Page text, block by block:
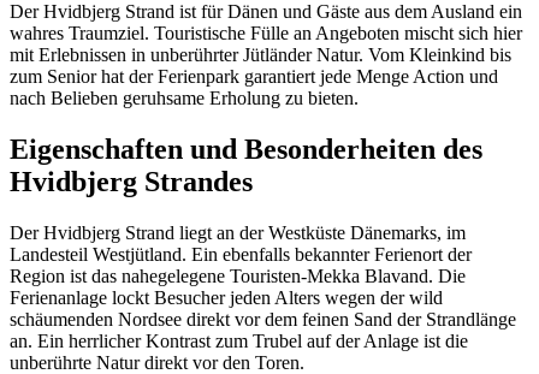
Der Hvidbjerg Strand ist für Dänen und Gäste aus dem Ausland ein
wahres Traumziel. Touristische Fülle an Angeboten mischt sich hier
mit Erlebnissen in unberührter Jütländer Natur. Vom Kleinkind bis
zum Senior hat der Ferienpark garantiert jede Menge Action und
nach Belieben geruhsame Erholung zu bieten.
Eigenschaften und Besonderheiten des
Hvidbjerg Strandes
Der Hvidbjerg Strand liegt an der Westküste Dänemarks, im
Landesteil Westjütland. Ein ebenfalls bekannter Ferienort der
Region ist das nahegelegene Touristen-Mekka Blavand. Die
Ferienanlage lockt Besucher jeden Alters wegen der wild
schäumenden Nordsee direkt vor dem feinen Sand der Strandlänge
an. Ein herrlicher Kontrast zum Trubel auf der Anlage ist die
unberührte Natur direkt vor den Toren.